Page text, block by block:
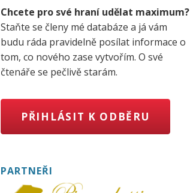
Chcete pro své hraní udělat maximum?
Staňte se členy mé databáze a já vám
budu ráda pravidelně posílat informace o
tom, co nového zase vytvořím. O své
čtenáře se pečlivě starám.
PŘIHLÁSIT K ODBĚRU
PARTNEŘI